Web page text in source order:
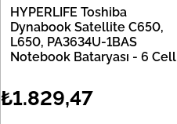
HYPERLIFE Toshiba
Dynabook Satellite C650,
L650, PA3634U-1BAS
Notebook Bataryası - 6 Cell
₺1.829,47